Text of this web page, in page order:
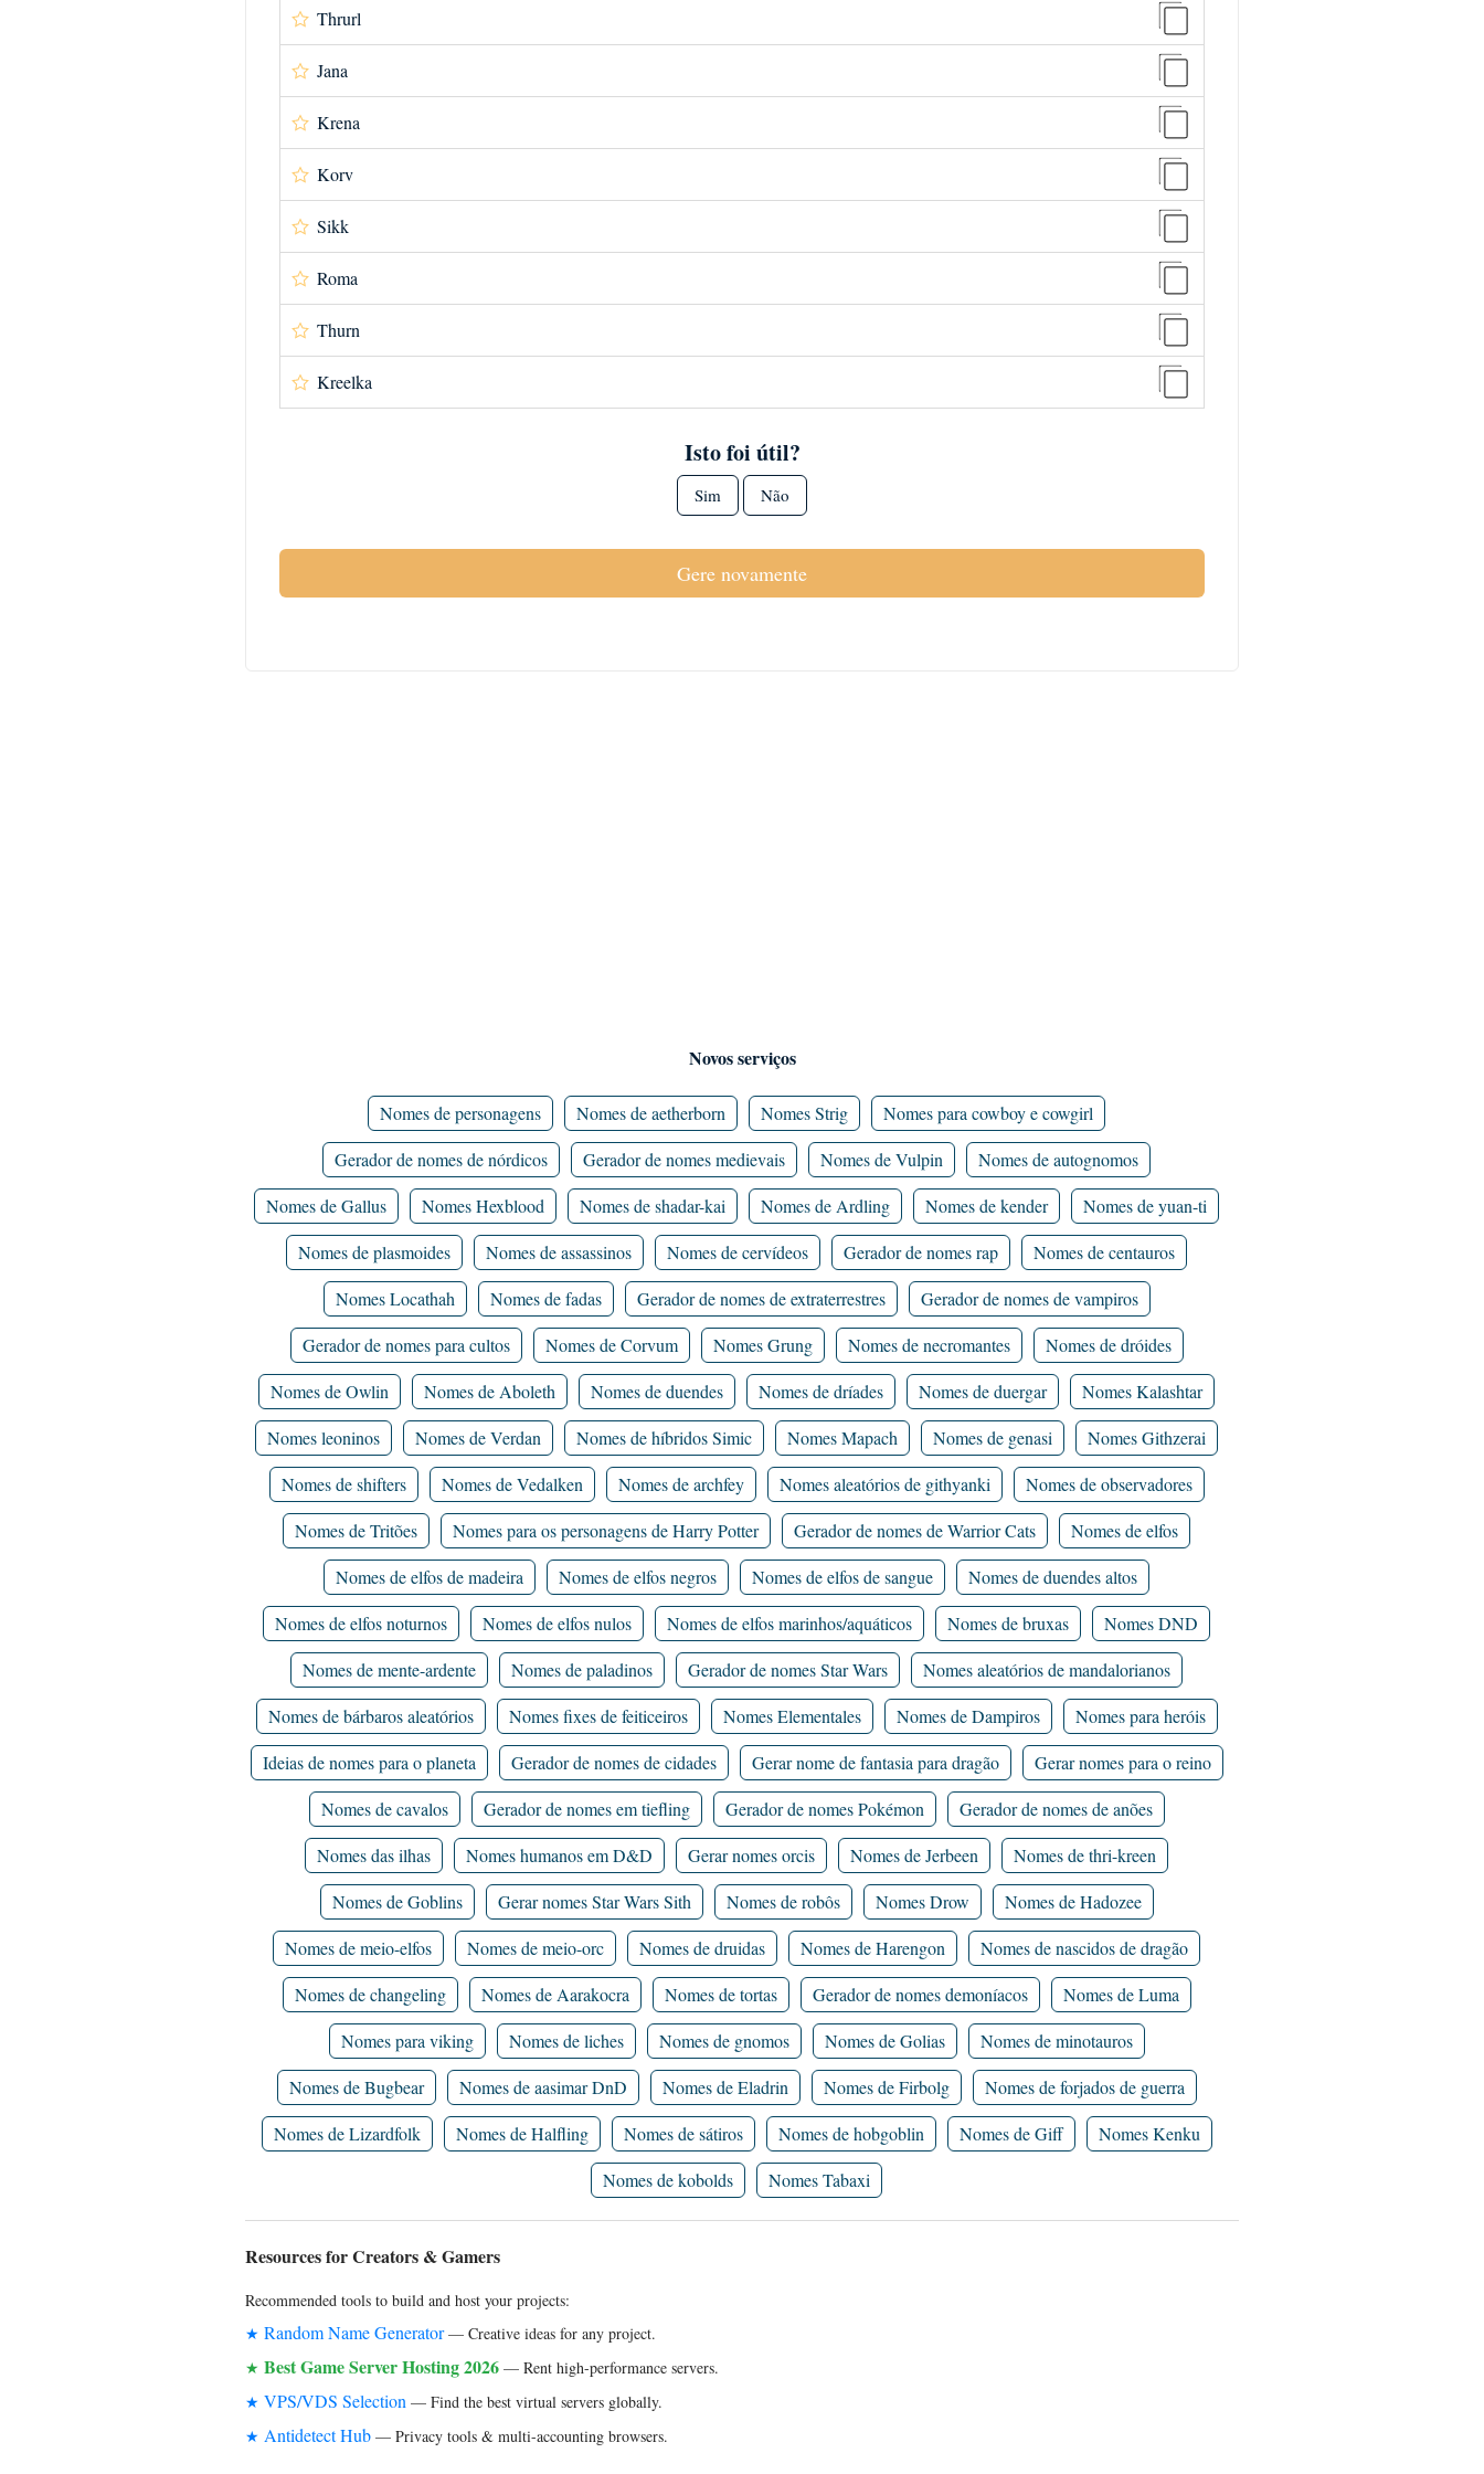
Thrurl
Jana
Krena
Korv
Sikk
Roma
Thurn
Kreelka
Isto foi útil?
Sim Não
Gere novamente
Novos serviços
Nomes de personagens Nomes de aetherborn Nomes Strig
Nomes para cowboy e cowgirl
Gerador de nomes de nórdicos
Gerador de nomes medievais Nomes de Vulpin
Nomes de autognomos
Nomes de Gallus
Nomes Hexblood Nomes de shadar-kai Nomes de Ardling Nomes de kender
Nomes de yuan-ti
Nomes de plasmoides
Nomes de assassinos Nomes de cervídeos Gerador de nomes rap
Nomes de centauros
Nomes Locathah
Nomes de fadas Gerador de nomes de extraterrestres
Gerador de nomes de vampiros
Gerador de nomes para cultos
Nomes de Corvum Nomes Grung Nomes de necromantes
Nomes de dróides
Nomes de Owlin
Nomes de Aboleth Nomes de duendes Nomes de dríades Nomes de duergar
Nomes Kalashtar
Nomes leoninos
Nomes de Verdan Nomes de híbridos Simic Nomes Mapach Nomes de genasi
Nomes Githzerai
Nomes de shifters
Nomes de Vedalken Nomes de archfey Nomes aleatórios de githyanki
Nomes de observadores
Nomes de Tritões
Nomes para os personagens de Harry Potter Gerador de nomes de Warrior Cats
Nomes de elfos
Nomes de elfos de madeira
Nomes de elfos negros Nomes de elfos de sangue
Nomes de duendes altos
Nomes de elfos noturnos
Nomes de elfos nulos Nomes de elfos marinhos/aquáticos Nomes de bruxas
Nomes DND
Nomes de mente-ardente
Nomes de paladinos Gerador de nomes Star Wars
Nomes aleatórios de mandalorianos
Nomes de bárbaros aleatórios
Nomes fixes de feiticeiros Nomes Elementales Nomes de Dampiros
Nomes para heróis
Ideias de nomes para o planeta
Gerador de nomes de cidades Gerar nome de fantasia para dragão
Gerar nomes para o reino
Nomes de cavalos
Gerador de nomes em tiefling Gerador de nomes Pokémon
Gerador de nomes de anões
Nomes das ilhas
Nomes humanos em D&D Gerar nomes orcis Nomes de Jerbeen
Nomes de thri-kreen
Nomes de Goblins
Gerar nomes Star Wars Sith Nomes de robôs Nomes Drow
Nomes de Hadozee
Nomes de meio-elfos
Nomes de meio-orc Nomes de druidas Nomes de Harengon
Nomes de nascidos de dragão
Nomes de changeling
Nomes de Aarakocra Nomes de tortas Gerador de nomes demoníacos
Nomes de Luma
Nomes para viking
Nomes de liches Nomes de gnomos Nomes de Golias
Nomes de minotauros
Nomes de Bugbear
Nomes de aasimar DnD Nomes de Eladrin Nomes de Firbolg
Nomes de forjados de guerra
Nomes de Lizardfolk
Nomes de Halfling Nomes de sátiros Nomes de hobgoblin Nomes de Giff
Nomes Kenku
Nomes de kobolds
Nomes Tabaxi
Resources for Creators & Gamers
Recommended tools to build and host your projects:
★ Random Name Generator— Creative ideas for any project.
★ Best Game Server Hosting 2026 — Rent high-performance servers.
★ VPS/VDS Selection — Find the best virtual servers globally.
★ Antidetect Hub — Privacy tools & multi-accounting browsers.